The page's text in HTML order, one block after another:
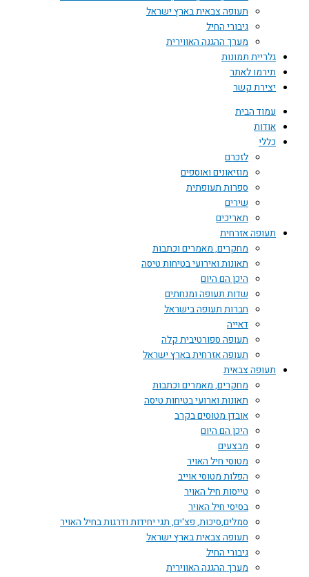
תעופה צבאית בארץ ישראל
גיבורי החיל
מערך ההגנה האווירית
גלריית תמונות
תירמו לאתר
יצירת קשר
עמוד הבית
אודות
כללי
לזכרם
מוזיאונים ואוספים
ספרות תעופתית
שירים
תאריכים
תעופה אזרחית
מחקרים, מאמרים וכתבות
תאונות ואירועי בטיחות טיסה
היכן הם היום
שדות תעופה ומנחתים
חברות תעופה בישראל
דאייה
תעופה ספורטיבית קלה
תעופה אזרחית בארץ ישראל
תעופה צבאית
מחקרים, מאמרים וכתבות
תאונות וארועי בטיחות טיסה
אובדן מטוסים בקרב
היכן הם היום
מבצעים
מטוסי חיל האויר
הפלות מטוסי אוייב
טייסות חיל האויר
בסיסי חיל האויר
סמלים,סיכות, פצ'ים, תגי יחידות ודרגות בחיל האויר
תעופה צבאית בארץ ישראל
גיבורי החיל
מערך ההגנה האווירית